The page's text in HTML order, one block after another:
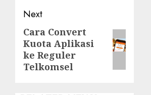
Next
Next
post:
Cara Convert
Kuota Aplikasi
ke Reguler
Telkomsel